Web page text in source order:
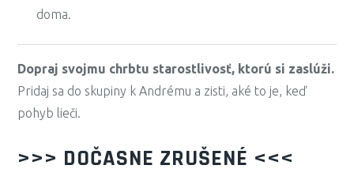
doma.
Dopraj svojmu chrbtu starostlivosť, ktorú si zaslúži.
Pridaj sa do skupiny k Andrému a zisti, aké to je, keď
pohyb lieči.
>>> DOČASNE ZRUŠENÉ <<<